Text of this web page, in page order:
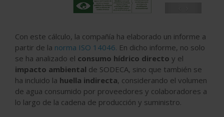
Con este cálculo, la compañía ha elaborado un informe a
partir de la norma ISO 14046. En dicho informe, no solo
se ha analizado el consumo hídrico directo y el
impacto ambiental de SODECA, sino que también se
ha incluido la huella indirecta, considerando el volumen
de agua consumido por proveedores y colaboradores a
lo largo de la cadena de producción y suministro.